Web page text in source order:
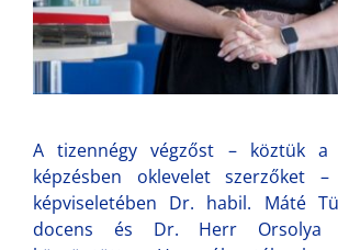
A tizennégy végzőst – köztük a
képzésben oklevelet szerzőket
képviseletében Dr. habil. Máté
docens és Dr. Herr Orsolya